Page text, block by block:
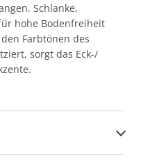
Schlanke,
hohe Bodenfreiheit
Farbtönen des
sorgt das Eck-/